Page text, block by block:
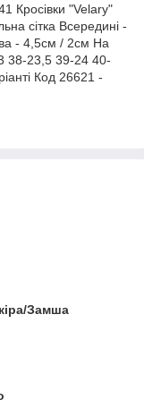
Кросівки "Velary"
сітка Всередині -
- 4,5см / 2см На
38-23,5 39-24 40-
Код 26621 -
Замша